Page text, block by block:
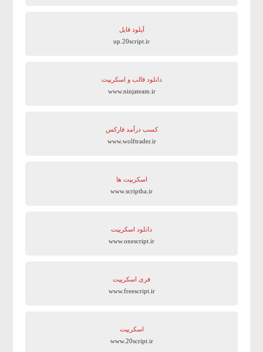
آپلود فایل
up.20script.ir
دانلود قالب و اسکریپت
www.ninjateam.ir
کسب درآمد فارکس
www.wolftrader.ir
اسکریپت ها
www.scriptha.ir
دانلود اسکریپت
www.onescript.ir
فری اسکریپت
www.freescript.ir
اسکریپت
www.20script.ir